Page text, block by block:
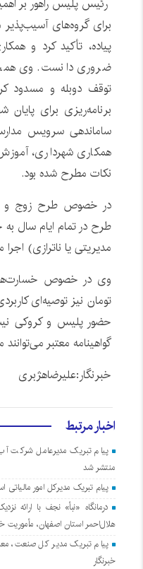
برای گروه‌های آسیب‌پذیر
پیاده، تأکید کرد و
ضروری دانست. وی
توقف دوبله و مسدود
برنامه‌ریزی برای
ساماندهی سرویس
همکاری شهرداری،
نکات مطرح شده بود.
در خصوص طرح زوج و
طرح در تمام ایام سال
مدیریتی یا ناترازی)
تومان نیز توصیه‌ای
حضور پلیس و کروکی
گواهینامه معتبر
خبرنگار:علیرضاهژبری
اخبار مرتبط
پیام تبریک مدیرعامل شرکت
منتشر شد
پیام تبریک مدیرکل امور مالیاتی
هلال‌احمر استان اصفهان، مأموریت
پیام تبریک مدیر کل صنعت،
خبرنگار